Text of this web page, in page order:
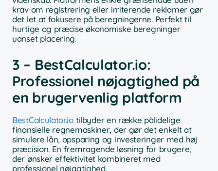
krav om registrering eller irriterende reklamer gør
det let at fokusere på beregningerne. Perfekt til
hurtige og præcise økonomiske beregninger
uanset placering.
3 – BestCalculator.io:
Professionel nøjagtighed på
en brugervenlig platform
BestCalculator.iotilbyder en række pålidelige
finansielle regnemaskiner, der gør det enkelt at
simulere lån, opsparing og investeringer med høj
præcision. En fremragende løsning for brugere,
der ønsker effektivitet kombineret med
professionel nøjagtighed.